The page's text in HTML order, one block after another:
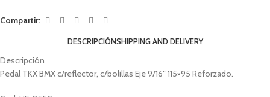
Compartir:
DESCRIPCIÓNSHIPPING AND DELIVERY
Descripción
Pedal TKX BMX c/reflector, c/bolillas Eje 9/16″ 115×95 Reforzado.